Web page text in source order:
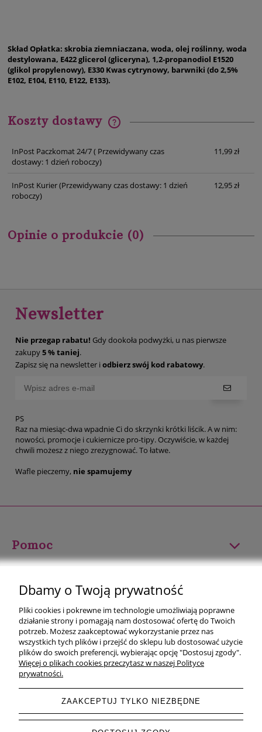
Skład Opłatka: skrobia ziemniaczana, woda, olej roślinny, woda
destylowana, E422 glicerol (gliceryna), 1,2-propanodiol E1520
(glikol propylenowy), E330 Kwas cytrynowy, barwniki (do 2,5%
E102, E104, E110, E122, E133).
Koszty dostawy
InPost Paczkomat 24/7( Przewidywany czas
dostawy: 1 dzień roboczy)
11,99 zł
InPost Kurier(Przewidywany czas dostawy: 1 dzień
roboczy)
12,95 zł
Opinie o produkcie (0)
Newsletter
Nie przegap rabatu! Gdy dookoła podwyżki, u nas pierwsze
zakupy5 % taniej.
Zapisz się na newsletter i odbierz swój kod rabatowy.
PS
Raz na miesiąc-dwa wpadnie Ci do skrzynki krótki liścik. A w nim:
nowości, promocje i cukiernicze pro-tipy. Oczywiście, w każdej
chwili możesz z niego zrezygnować. To łatwe.
Wafle pieczemy, nie spamujemy
Pomoc
Płatności i dostawa
Informacje
O nas
pokaż pełną wersję strony
Dbamy o Twoją prywatność
Pliki cookies i pokrewne im technologie umożliwiają poprawne
działanie strony i pomagają nam dostosować ofertę do Twoich
potrzeb. Możesz zaakceptować wykorzystanie przez nas
wszystkich tych plików i przejść do sklepu lub dostosować użycie
plików do swoich preferencji, wybierając opcję "Dostosuj zgody".
Więcej o plikach cookies przeczytasz w naszej Polityce
prywatności.
ZAAKCEPTUJ TYLKO NIEZBĘDNE